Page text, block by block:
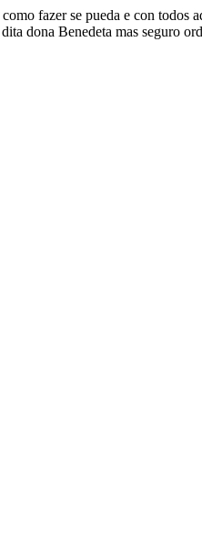
fazer se pueda e con todos
dona Benedeta mas seguro